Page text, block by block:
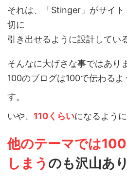
それは、「Stinger」がサイト
切に
引き出せるように設計してい
そんなに大げさな事ではあり
100のブログは100で伝わる
す。
いや、 110くらいになるよう
他のテーマでは
しまう のも沢山あ